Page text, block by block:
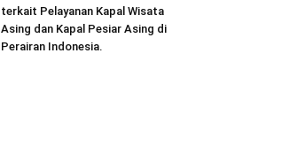
terkait Pelayanan Kapal Wisata
Asing dan Kapal Pesiar Asing di
Perairan Indonesia.